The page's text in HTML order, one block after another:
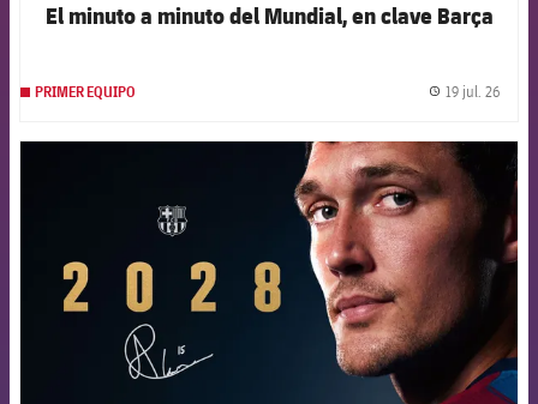
El minuto a minuto del Mundial, en clave Barça
PRIMER EQUIPO 19 jul. 26
FCB Barcelona badge